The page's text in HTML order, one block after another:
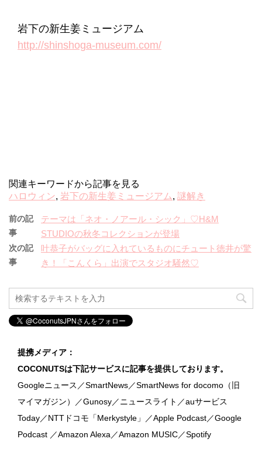
岩下の新生姜ミュージアム
http://shinshoga-museum.com/
関連キーワードから記事を見る
ハロウィン, 岩下の新生姜ミュージアム, 謎解き
前の記
事
テーマは「ネオ・ノアール・シック」♡H&M
STUDIOの秋冬コレクションが登場
次の記
事
叶恭子がバッグに入れているものにチュート徳井が驚
き！「こんくら」出演でスタジオ騒然♡
提携メディア：
COCONUTSは下記サービスに記事を提供しております。
Googleニュース／SmartNews／SmartNews for docomo（旧
マイマガジン）／Gunosy／ニュースライト／auサービス
Today／NTTドコモ「Merkystyle」／Apple Podcast／Google
Podcast ／Amazon Alexa／Amazon MUSIC／Spotify